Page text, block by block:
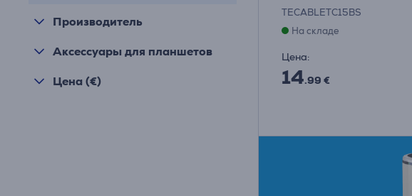
Производитель
Аксессуары для планшетов
Цена (€)
TECABLETC15BS
На складе
Цена:
14.99 €